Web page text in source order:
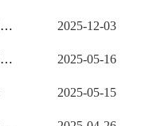
湖北民族大学第一届生涯嘉年华圆满结束 2025-12-03
音乐舞蹈学院举行2025年人才供需见面会 2025-05-16
2025-05-15